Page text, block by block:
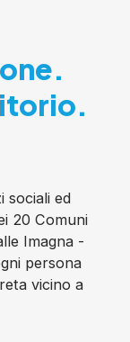
sociali ed
20 Comuni
Imagna -
persona
vicino a